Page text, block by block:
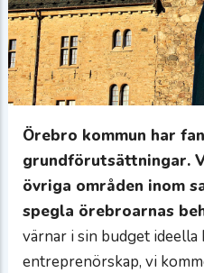
Örebro kommun har
grundförutsättningar.
övriga områden inom
spegla örebroarnas
värnar i sin budget
entreprenörskap, vi